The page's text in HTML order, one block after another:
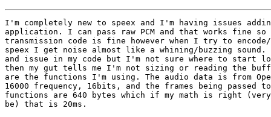
I'm completely new to speex and I'm having issues
application. I can pass raw PCM and that works fine so
transmission code is fine however when I try to encode/
speex I get noise almost like a whining/buzzing
and issue in my code but I'm not sure where to start
then my gut tells me I'm not sizing or reading the
are the functions I'm using. The audio data is from
16000 frequency, 16bits, and the frames being passed
functions are 640 bytes which if my math is right
be) that is 20ms.